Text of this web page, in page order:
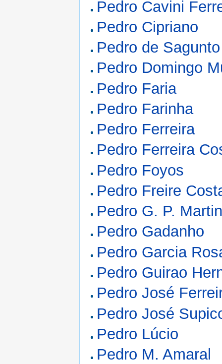
Pedro Cavini
Pedro Cipriano
Pedro de Sagunto
Pedro Domingo
Pedro Faria
Pedro Farinha
Pedro Ferreira
Pedro Ferreira
Pedro Foyos
Pedro Freire
Pedro G. P.
Pedro Gadanho
Pedro Garcia
Pedro Guirao
Pedro José
Pedro José
Pedro Lúcio
Pedro M. Amaral